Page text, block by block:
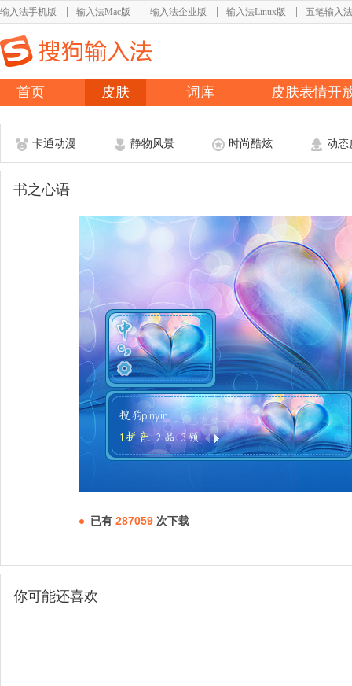
输入法手机版 输入法Mac版 输入法企业版 输入法Linux版 五笔输入法
首页 皮肤 词库 皮肤表情开
卡通动漫 静物风景 时尚酷炫 动态
书之心语
已有 287059 次下载
你可能还喜欢